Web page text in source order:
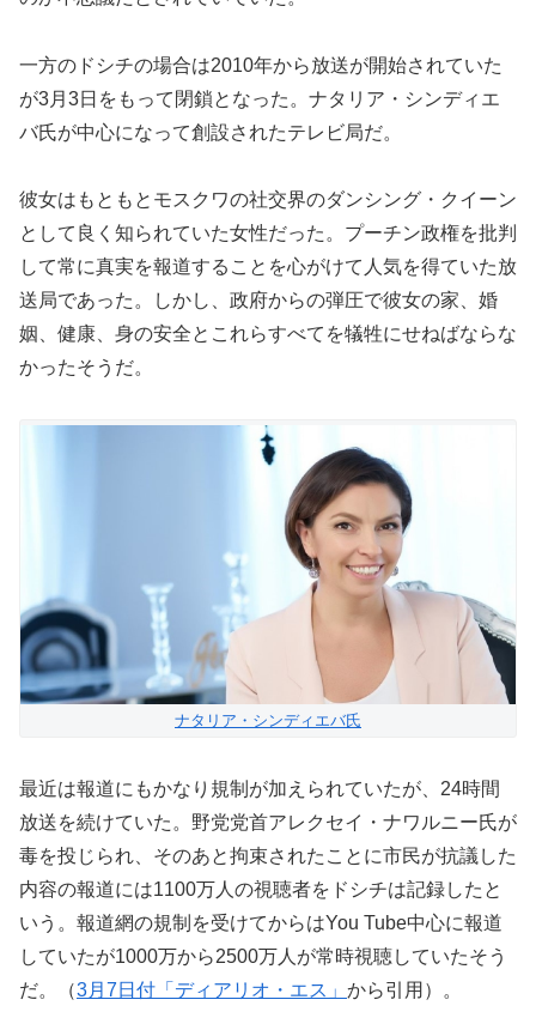
一方のドシチの場合は2010年から放送が開始されていた
が3月3日をもって閉鎖となった。ナタリア・シンディエ
バ氏が中心になって創設されたテレビ局だ。
彼女はもともとモスクワの社交界のダンシング・クイーン
として良く知られていた女性だった。プーチン政権を批判
して常に真実を報道することを心がけて人気を得ていた放
送局であった。しかし、政府からの弾圧で彼女の家、婚
姻、健康、身の安全とこれらすべてを犠牲にせねばならな
かったそうだ。
ナタリア・シンディエバ氏
最近は報道にもかなり規制が加えられていたが、24時間
放送を続けていた。野党党首アレクセイ・ナワルニー氏が
毒を投じられ、そのあと拘束されたことに市民が抗議した
内容の報道には1100万人の視聴者をドシチは記録したと
いう。報道網の規制を受けてからはYou Tube中心に報道
していたが1000万から2500万人が常時視聴していたそう
だ。（3月7日付「ディアリオ・エス」 から引用）。